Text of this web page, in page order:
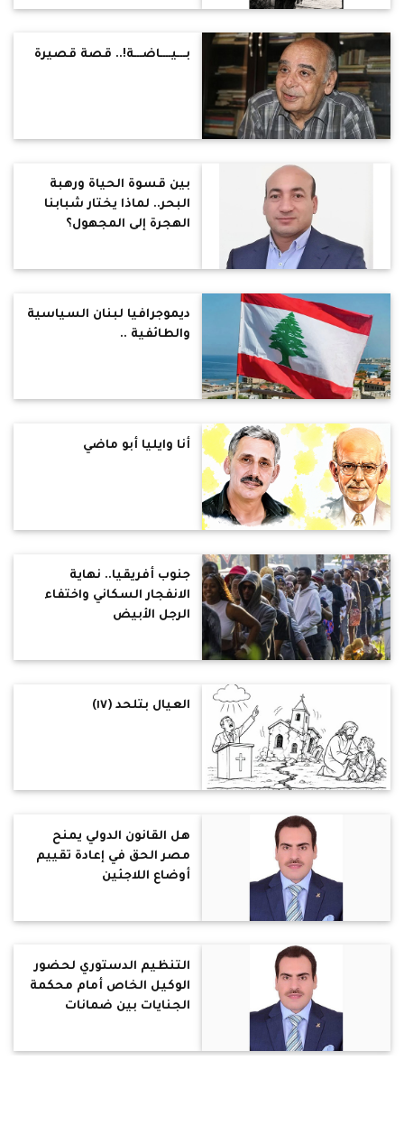
بـــيــــاضـــة!.. قصة قصيرة
بين قسوة الحياة ورهبة
البحر.. لماذا يختار شبابنا
الهجرة إلى المجهول؟
ديموجرافيا لبنان السياسية
والطائفية ..
أنا وايليا أبو ماضي
جنوب أفريقيا.. نهاية
الانفجار السكاني واختفاء
الرجل الأبيض
العيال بتلحد (١٧)
هل القانون الدولي يمنح
مصر الحق في إعادة تقييم
أوضاع اللاجئين
التنظيم الدستوري لحضور
الوكيل الخاص أمام محكمة
الجنايات بين ضمانات